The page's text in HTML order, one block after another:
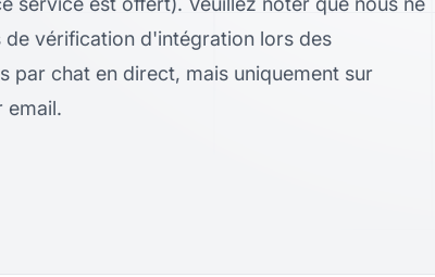
de vérification d'intégration lors des
par chat en direct, mais uniquement sur
email.